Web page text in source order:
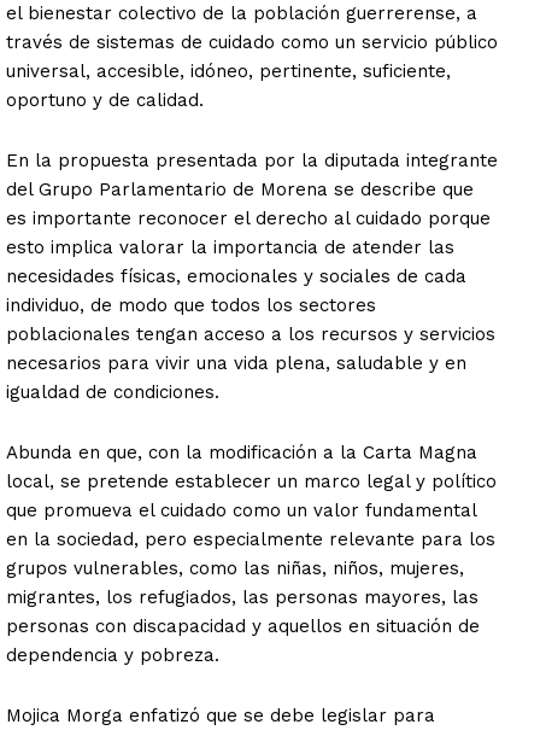
el bienestar colectivo de la población guerrerense, a
través de sistemas de cuidado como un servicio público
universal, accesible, idóneo, pertinente, suficiente,
oportuno y de calidad.
En la propuesta presentada por la diputada integrante
del Grupo Parlamentario de Morena se describe que
es importante reconocer el derecho al cuidado porque
esto implica valorar la importancia de atender las
necesidades físicas, emocionales y sociales de cada
individuo, de modo que todos los sectores
poblacionales tengan acceso a los recursos y servicios
necesarios para vivir una vida plena, saludable y en
igualdad de condiciones.
Abunda en que, con la modificación a la Carta Magna
local, se pretende establecer un marco legal y político
que promueva el cuidado como un valor fundamental
en la sociedad, pero especialmente relevante para los
grupos vulnerables, como las niñas, niños, mujeres,
migrantes, los refugiados, las personas mayores, las
personas con discapacidad y aquellos en situación de
dependencia y pobreza.
Mojica Morga enfatizó que se debe legislar para